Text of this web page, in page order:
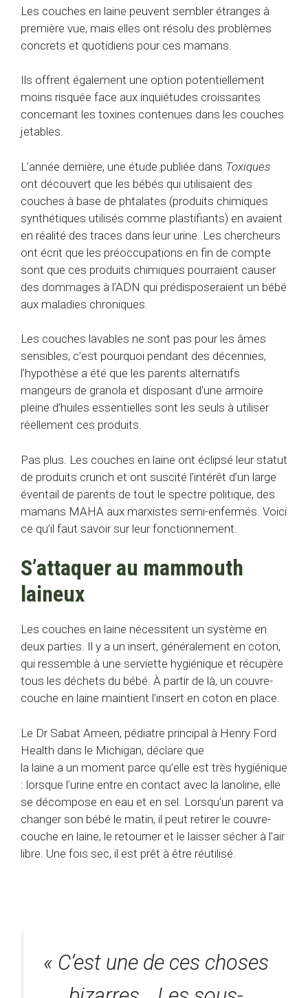
Les couches en laine peuvent sembler étranges à
première vue, mais elles ont résolu des problèmes
concrets et quotidiens pour ces mamans.
Ils offrent également une option potentiellement
moins risquée face aux inquiétudes croissantes
concernant les toxines contenues dans les couches
jetables.
L’année dernière, une étude publiée dans Toxiques
ont découvert que les bébés qui utilisaient des
couches à base de phtalates (produits chimiques
synthétiques utilisés comme plastifiants) en avaient
en réalité des traces dans leur urine. Les chercheurs
ont écrit que les préoccupations en fin de compte
sont que ces produits chimiques pourraient causer
des dommages à l’ADN qui prédisposeraient un bébé
aux maladies chroniques.
Les couches lavables ne sont pas pour les âmes
sensibles, c’est pourquoi pendant des décennies,
l’hypothèse a été que les parents alternatifs
mangeurs de granola et disposant d’une armoire
pleine d’huiles essentielles sont les seuls à utiliser
réellement ces produits.
Pas plus. Les couches en laine ont éclipsé leur statut
de produits crunch et ont suscité l’intérêt d’un large
éventail de parents de tout le spectre politique, des
mamans MAHA aux marxistes semi-enfermés. Voici
ce qu’il faut savoir sur leur fonctionnement.
S’attaquer au mammouth
laineux
Les couches en laine nécessitent un système en
deux parties. Il y a un insert, généralement en coton,
qui ressemble à une serviette hygiénique et récupère
tous les déchets du bébé. À partir de là, un couvre-
couche en laine maintient l’insert en coton en place.
Le Dr Sabat Ameen, pédiatre principal à Henry Ford
Health dans le Michigan, déclare que
la laine a un moment parce qu’elle est très hygiénique
: lorsque l’urine entre en contact avec la lanoline, elle
se décompose en eau et en sel. Lorsqu’un parent va
changer son bébé le matin, il peut retirer le couvre-
couche en laine, le retourner et le laisser sécher à l’air
libre. Une fois sec, il est prêt à être réutilisé.
« C’est une de ces choses